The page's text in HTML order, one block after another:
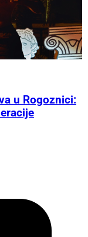
u Rogoznici: